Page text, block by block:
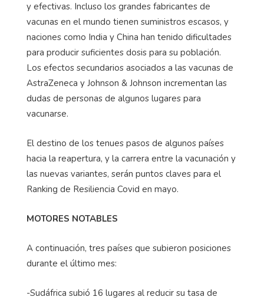
y efectivas. Incluso los grandes fabricantes de
vacunas en el mundo tienen suministros escasos, y
naciones como India y China han tenido dificultades
para producir suficientes dosis para su población.
Los efectos secundarios asociados a las vacunas de
AstraZeneca y Johnson & Johnson incrementan las
dudas de personas de algunos lugares para
vacunarse.
El destino de los tenues pasos de algunos países
hacia la reapertura, y la carrera entre la vacunación y
las nuevas variantes, serán puntos claves para el
Ranking de Resiliencia Covid en mayo.
MOTORES NOTABLES
A continuación, tres países que subieron posiciones
durante el último mes:
-Sudáfrica subió 16 lugares al reducir su tasa de